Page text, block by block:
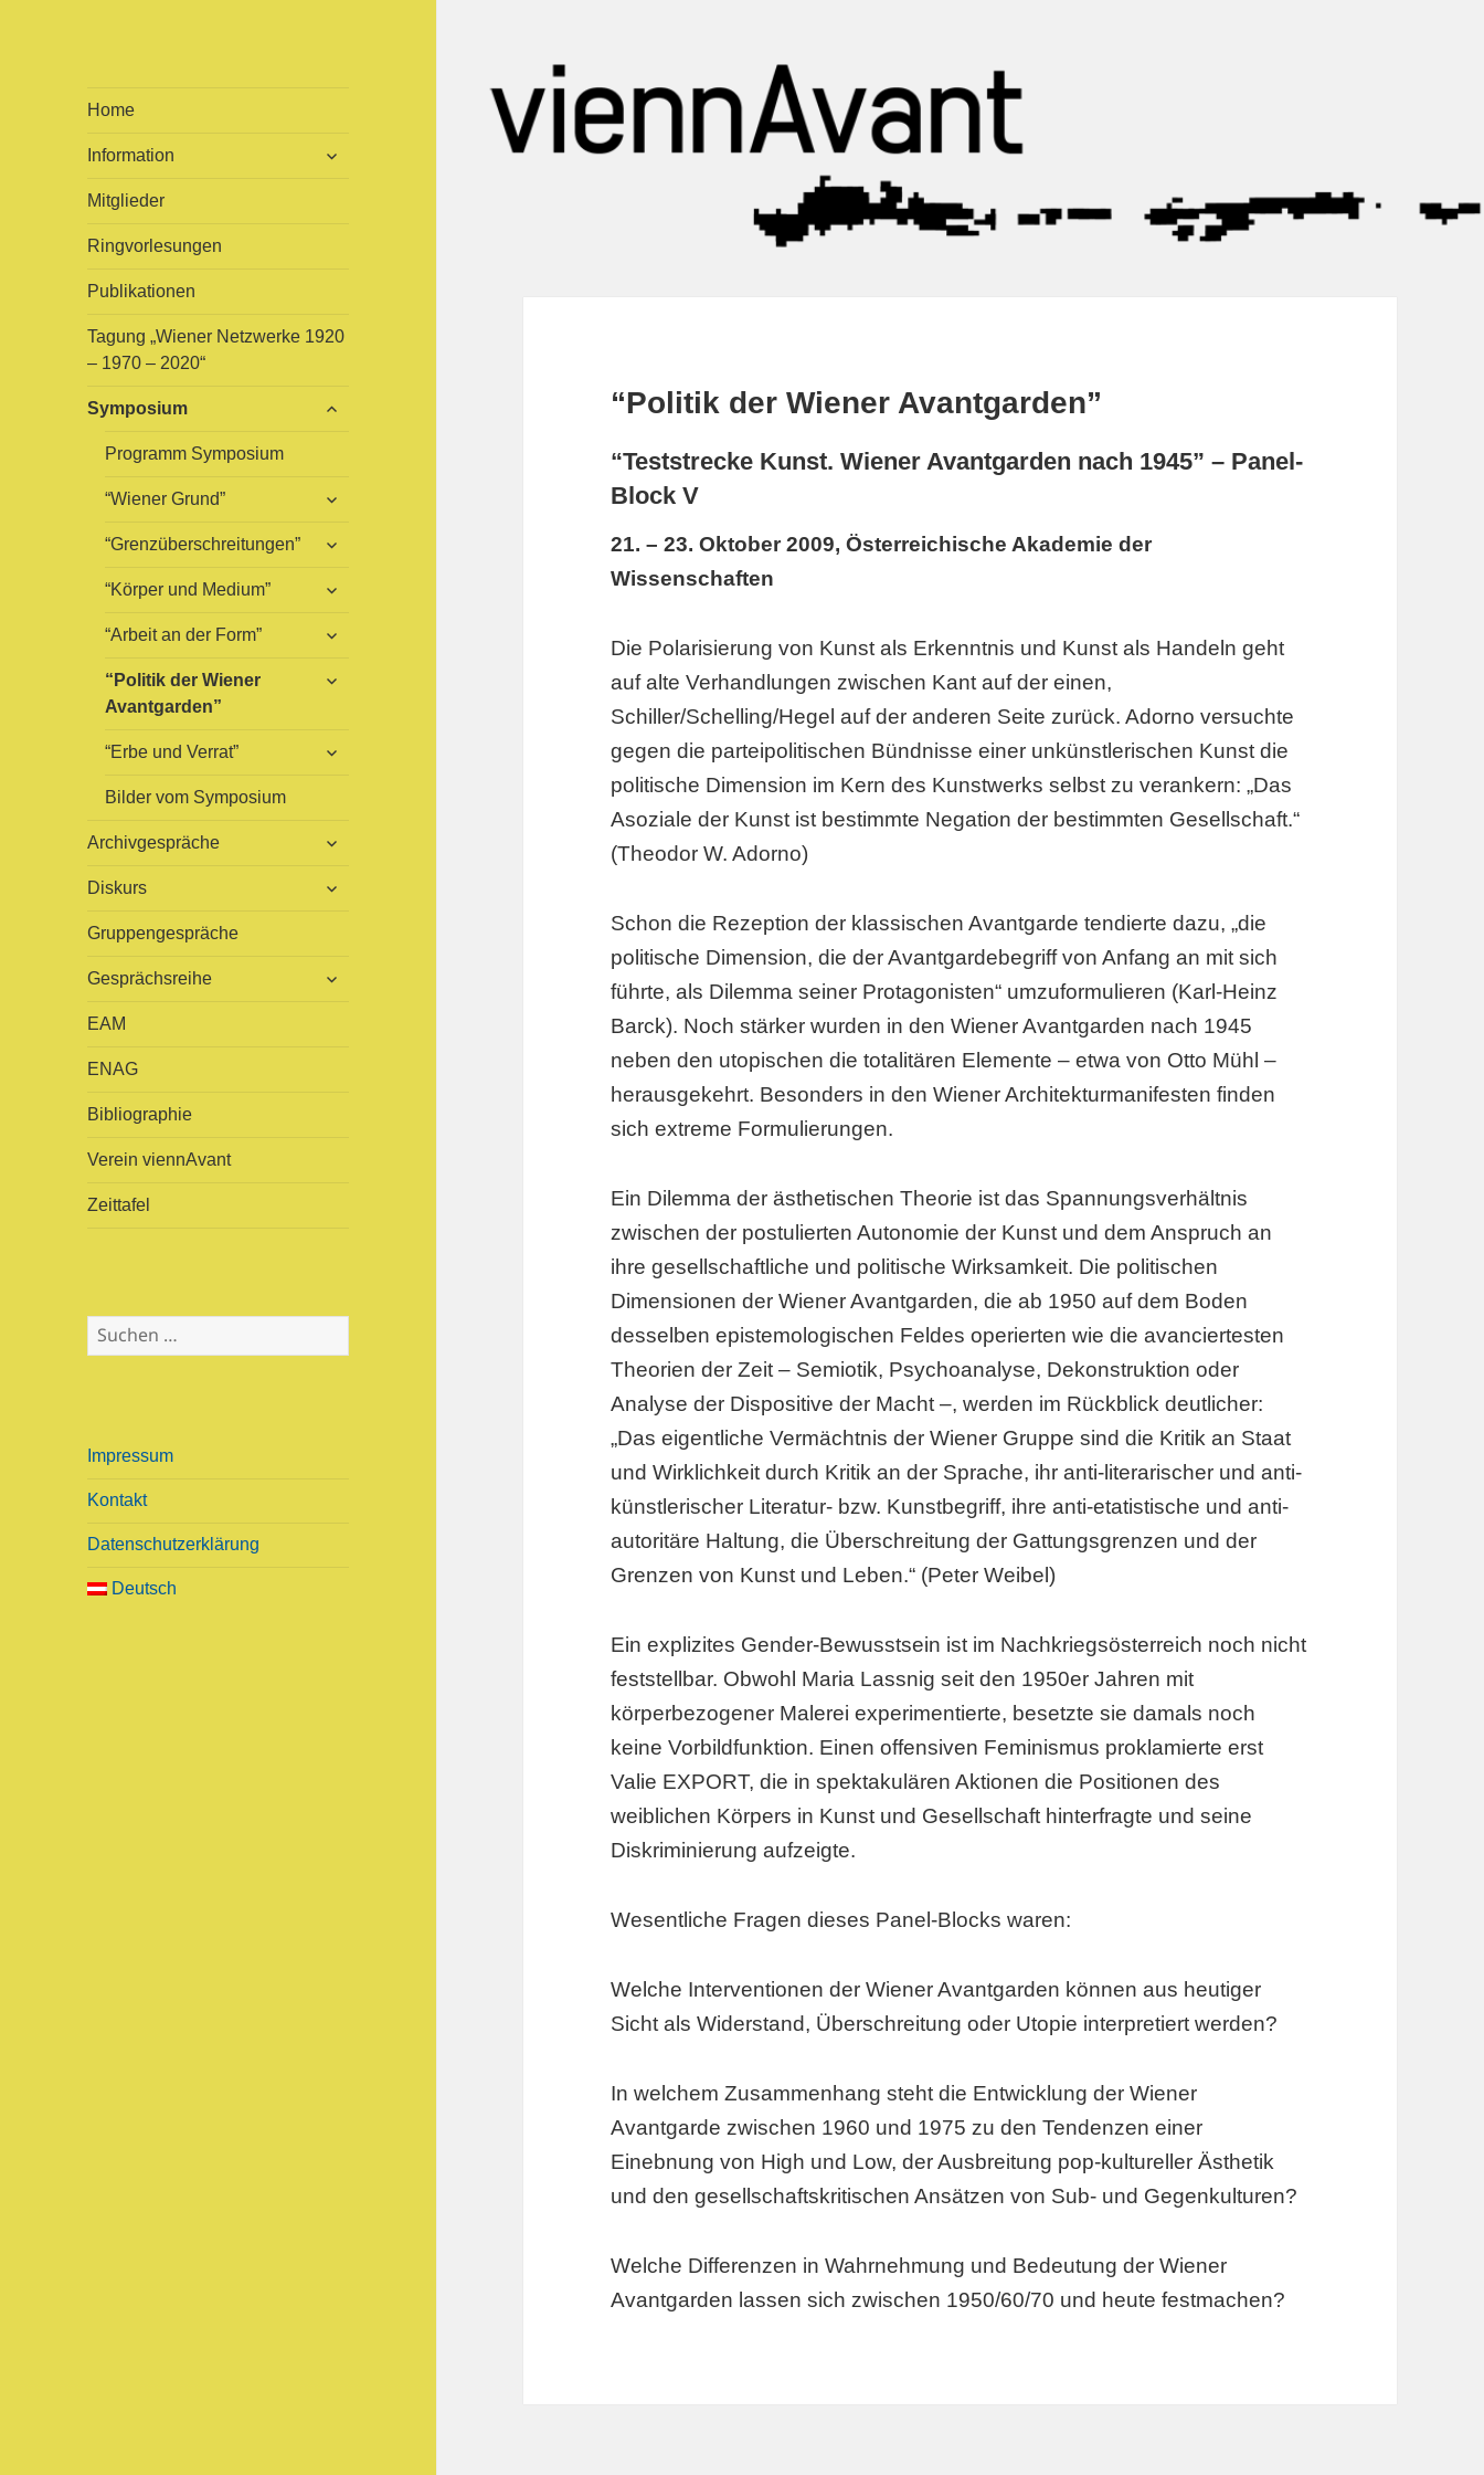
viennAvant
ist eine multidisziplinäre
Erforschung und Bearbeitung
der Wiener Avantgarden 1945
– 1975
Home
Information
Mitglieder
Ringvorlesungen
Publikationen
Tagung „Wiener Netzwerke 1920
– 1970 – 2020“
Symposium
Programm Symposium
“Wiener Grund”
“Grenzüberschreitungen”
“Körper und Medium”
“Arbeit an der Form”
“Politik der Wiener
Avantgarden”
“Erbe und Verrat”
Bilder vom Symposium
Archivgespräche
Diskurs
Gruppengespräche
Gesprächsreihe
EAM
ENAG
Bibliographie
Verein viennAvant
Zeittafel
S
u
n
c
:
Impressum
Kontakt
Datenschutzerklärung
Deutsch
“Politik der Wiener Avantgarden”
“Teststrecke Kunst. Wiener Avantgarden nach 1945” – Panel-
Block V
21. – 23. Oktober 2009, Österreichische Akademie der
Wissenschaften
Die Polarisierung von Kunst als Erkenntnis und Kunst als Handeln geht
auf alte Verhandlungen zwischen Kant auf der einen,
Schiller/Schelling/Hegel auf der anderen Seite zurück. Adorno versuchte
gegen die parteipolitischen Bündnisse einer unkünstlerischen Kunst die
politische Dimension im Kern des Kunstwerks selbst zu verankern: „Das
Asoziale der Kunst ist bestimmte Negation der bestimmten Gesellschaft.“
(Theodor W. Adorno)
Schon die Rezeption der klassischen Avantgarde tendierte dazu, „die
politische Dimension, die der Avantgardebegriff von Anfang an mit sich
führte, als Dilemma seiner Protagonisten“ umzuformulieren (Karl-Heinz
Barck). Noch stärker wurden in den Wiener Avantgarden nach 1945
neben den utopischen die totalitären Elemente – etwa von Otto Mühl –
herausgekehrt. Besonders in den Wiener Architekturmanifesten finden
sich extreme Formulierungen.
Ein Dilemma der ästhetischen Theorie ist das Spannungsverhältnis
zwischen der postulierten Autonomie der Kunst und dem Anspruch an
ihre gesellschaftliche und politische Wirksamkeit. Die politischen
Dimensionen der Wiener Avantgarden, die ab 1950 auf dem Boden
desselben epistemologischen Feldes operierten wie die avanciertesten
Theorien der Zeit – Semiotik, Psychoanalyse, Dekonstruktion oder
Analyse der Dispositive der Macht –, werden im Rückblick deutlicher:
„Das eigentliche Vermächtnis der Wiener Gruppe sind die Kritik an Staat
und Wirklichkeit durch Kritik an der Sprache, ihr anti-literarischer und anti-
künstlerischer Literatur- bzw. Kunstbegriff, ihre anti-etatistische und anti-
autoritäre Haltung, die Überschreitung der Gattungsgrenzen und der
Grenzen von Kunst und Leben.“ (Peter Weibel)
Ein explizites Gender-Bewusstsein ist im Nachkriegsösterreich noch nicht
feststellbar. Obwohl Maria Lassnig seit den 1950er Jahren mit
körperbezogener Malerei experimentierte, besetzte sie damals noch
keine Vorbildfunktion. Einen offensiven Feminismus proklamierte erst
Valie EXPORT, die in spektakulären Aktionen die Positionen des
weiblichen Körpers in Kunst und Gesellschaft hinterfragte und seine
Diskriminierung aufzeigte.
Wesentliche Fragen dieses Panel-Blocks waren:
Welche Interventionen der Wiener Avantgarden können aus heutiger
Sicht als Widerstand, Überschreitung oder Utopie interpretiert werden?
In welchem Zusammenhang steht die Entwicklung der Wiener
Avantgarde zwischen 1960 und 1975 zu den Tendenzen einer
Einebnung von High und Low, der Ausbreitung pop-kultureller Ästhetik
und den gesellschaftskritischen Ansätzen von Sub- und Gegenkulturen?
Welche Differenzen in Wahrnehmung und Bedeutung der Wiener
Avantgarden lassen sich zwischen 1950/60/70 und heute festmachen?